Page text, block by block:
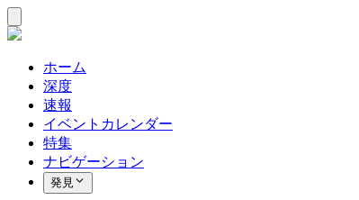
ホーム
深度
速報
イベントカレンダー
特集
ナビゲーション
発見